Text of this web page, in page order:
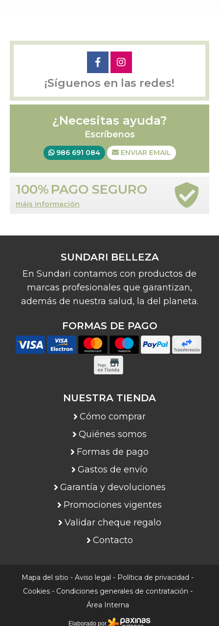
¡Síguenos en las redes!
¿Necesitas ayuda?
Escríbenos
986 691 084 ENVIAR EMAIL
100% PAGO SEGURO
máis información
SUNDARI BELLEZA
En Sundari contamos con productos de
marcas profesionales que garantizan,
además de nuestra salud, la del planeta.
FORMAS DE PAGO
NUESTRA TIENDA
Cómo comprar
Quiénes somos
Formas de pago
Gastos de envío
Garantía y devoluciones
Promociones vigentes
Validar cheque regalo
Contacto
Mapa del sitio - Aviso legal - Política de privacidad -
Cookies- Condiciones generales de contratación -
Área Interna
Elaborado por